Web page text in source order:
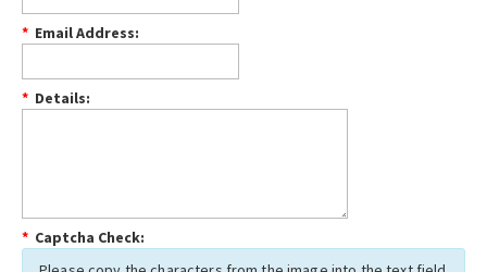
* Email Address:
* Details:
* Captcha Check: